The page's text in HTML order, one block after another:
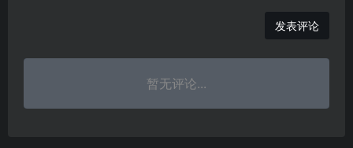
发表评论
暂无评论...